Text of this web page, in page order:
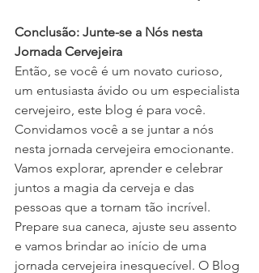
Conclusão: Junte-se a Nós nesta
Jornada Cervejeira
Então, se você é um novato curioso,
um entusiasta ávido ou um especialista
cervejeiro, este blog é para você.
Convidamos você a se juntar a nós
nesta jornada cervejeira emocionante.
Vamos explorar, aprender e celebrar
juntos a magia da cerveja e das
pessoas que a tornam tão incrível.
Prepare sua caneca, ajuste seu assento
e vamos brindar ao início de uma
jornada cervejeira inesquecível. O Blog